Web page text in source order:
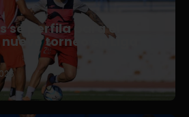
se perfila para el
torneo en Liga